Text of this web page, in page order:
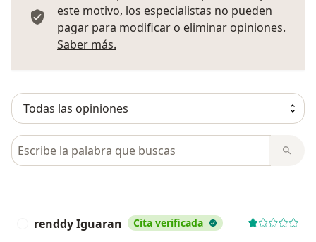
este motivo, los especialistas no pueden
pagar para modificar o eliminar opiniones.
Saber más.
Busca en opiniones
renddy Iguaran Cita verificada